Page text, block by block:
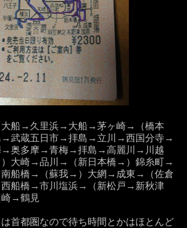
船→久里浜→大船→茅ヶ崎→（橋本
武蔵五日市→拝島→立川→西国分寺→
奥多摩→青梅→拝島→高麗川→川越
大崎→品川→（新日本橋→）錦糸町→
船橋→（蘇我→）大網→成東→（佐倉
船橋→市川塩浜→（新松戸→新秋津
→鶴見
首都圏なので待ち時間とかはほとんど